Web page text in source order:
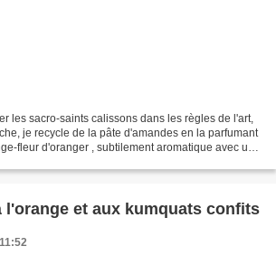
les sacro-saints calissons dans les règles de l'art,
je recycle de la pâte d'amandes en la parfumant
fleur d'oranger , subtilement aromatique avec un
l'orange et aux kumquats confits